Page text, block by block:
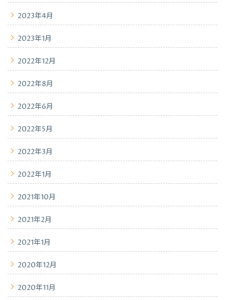
2023年4月
2023年1月
2022年12月
2022年8月
2022年6月
2022年5月
2022年3月
2022年1月
2021年10月
2021年2月
2021年1月
2020年12月
2020年11月